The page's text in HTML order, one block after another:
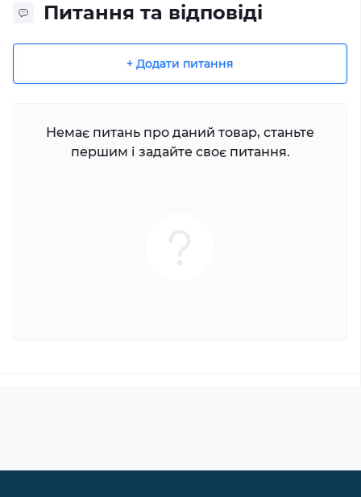
Питання та відповіді
+ Додати питання
Немає питань про даний товар, станьте
першим і задайте своє питання.